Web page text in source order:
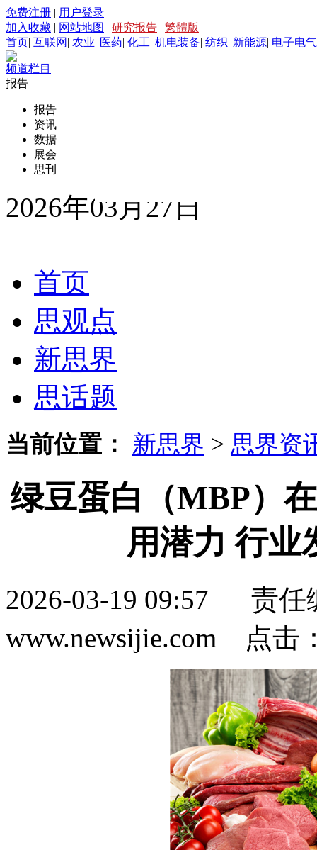
免费注册 | 用户登录
加入收藏 | 网站地图 | 研究报告 | 繁體版
首页| 互联网 | 农业| 医药| 化工| 机电装备| 纺织| 新能源| 电子电气
频道栏目
报告
报告
资讯
数据
展会
思刊
2026年03月27日
首页
思观点
新思界
思话题
当前位置： 新思界 > 思界资
绿豆蛋白（MBP）
用潜力 行业
2026-03-19 09:57 责
www.newsijie.com 点击